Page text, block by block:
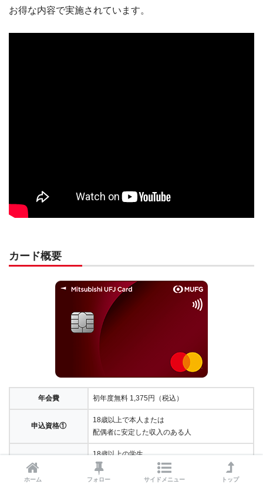
お得な内容で実施されています。
カード概要
年会費 初年度無料 1,375円（税込）
申込資格①
18歳以上で本人または
配偶者に安定した収入のある人
18歳以上の学生
（高校生を除く）
ホーム フォロー サイドメニュー トップ